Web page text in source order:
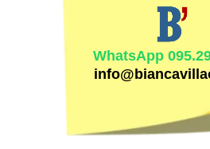
WhatsApp